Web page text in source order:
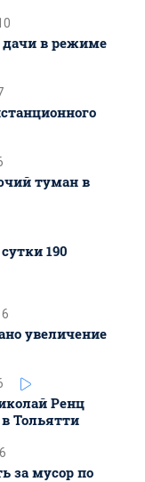
в режиме
туман в
190
6
увеличение
Ренц
Тольятти
6
за мусор по